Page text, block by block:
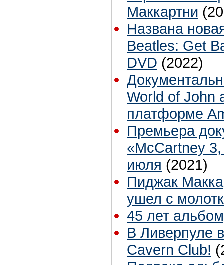
Маккартни
Названа
Beatles: Get
DVD (2022)
World of John
платформе
Премьера
«McCartney
июля (2021)
Пиджак
ушел с
45 лет
В Ливерпуле
Cavern Club!